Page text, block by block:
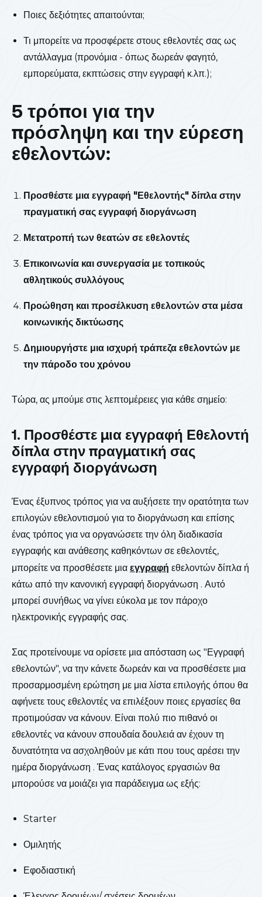
Ποιες δεξιότητες απαιτούνται;
Τι μπορείτε να προσφέρετε στους εθελοντές σας ως
αντάλλαγμα (προνόμια - όπως δωρεάν φαγητό,
εμπορεύματα, εκπτώσεις στην εγγραφή κ.λπ.);
5 τρόποι για την
πρόσληψη και την εύρεση
εθελοντών:
Προσθέστε μια εγγραφή "Εθελοντής" δίπλα στην
πραγματική σας εγγραφή διοργάνωση
Μετατροπή των θεατών σε εθελοντές
Επικοινωνία και συνεργασία με τοπικούς
αθλητικούς συλλόγους
Προώθηση και προσέλκυση εθελοντών στα μέσα
κοινωνικής δικτύωσης
Δημιουργήστε μια ισχυρή τράπεζα εθελοντών με
την πάροδο του χρόνου
Τώρα, ας μπούμε στις λεπτομέρειες για κάθε σημείο:
1. Προσθέστε μια εγγραφή Εθελοντή
δίπλα στην πραγματική σας
εγγραφή διοργάνωση
Ένας έξυπνος τρόπος για να αυξήσετε την ορατότητα των
επιλογών εθελοντισμού για το διοργάνωση και επίσης
ένας τρόπος για να οργανώσετε την όλη διαδικασία
εγγραφής και ανάθεσης καθηκόντων σε εθελοντές,
μπορείτε να προσθέσετε μια εγγραφή εθελοντών δίπλα ή
κάτω από την κανονική εγγραφή διοργάνωση . Αυτό
μπορεί συνήθως να γίνει εύκολα με τον πάροχο
ηλεκτρονικής εγγραφής σας.
Σας προτείνουμε να ορίσετε μια απόσταση ως "Εγγραφή
εθελοντών", να την κάνετε δωρεάν και να προσθέσετε μια
προσαρμοσμένη ερώτηση με μια λίστα επιλογής όπου θα
αφήνετε τους εθελοντές να επιλέξουν ποιες εργασίες θα
προτιμούσαν να κάνουν. Είναι πολύ πιο πιθανό οι
εθελοντές να κάνουν σπουδαία δουλειά αν έχουν τη
δυνατότητα να ασχοληθούν με κάτι που τους αρέσει την
ημέρα διοργάνωση . Ένας κατάλογος εργασιών θα
μπορούσε να μοιάζει για παράδειγμα ως εξής:
Starter
Ομιλητής
Εφοδιαστική